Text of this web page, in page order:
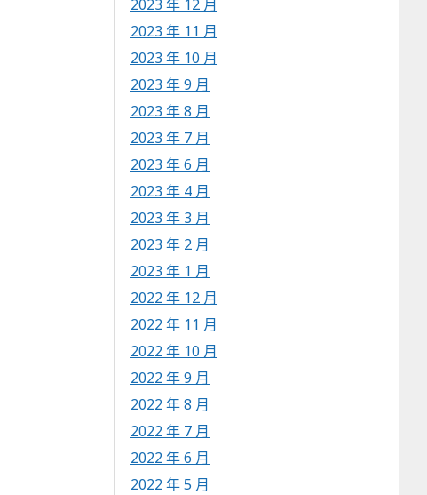
2023 年 12 月
2023 年 11 月
2023 年 10 月
2023 年 9 月
2023 年 8 月
2023 年 7 月
2023 年 6 月
2023 年 4 月
2023 年 3 月
2023 年 2 月
2023 年 1 月
2022 年 12 月
2022 年 11 月
2022 年 10 月
2022 年 9 月
2022 年 8 月
2022 年 7 月
2022 年 6 月
2022 年 5 月